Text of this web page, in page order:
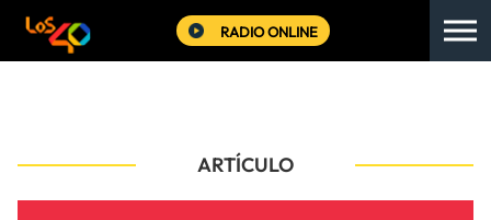
RADIO ONLINE
ARTÍCULO